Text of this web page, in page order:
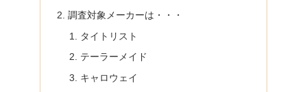
調査対象メーカーは・・・
タイトリスト
テーラーメイド
キャロウェイ